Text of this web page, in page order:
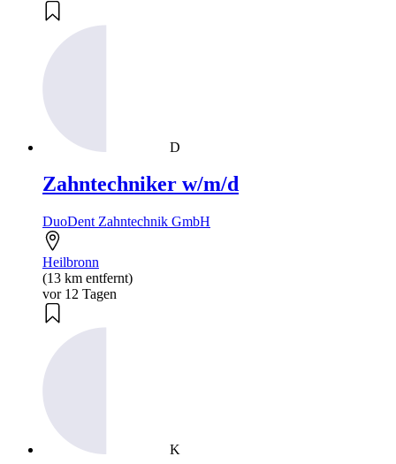
D
Zahntechniker w/m/d
DuoDent Zahntechnik GmbH
Heilbronn
(13 km entfernt)
vor 12 Tagen
K